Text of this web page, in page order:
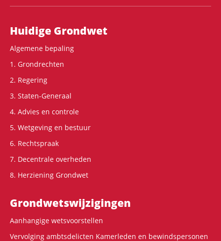
Hoofdnavigatie
Huidige Grondwet
Algemene bepaling
1. Grondrechten
2. Regering
3. Staten-Generaal
4. Advies en controle
5. Wetgeving en bestuur
6. Rechtspraak
7. Decentrale overheden
8. Herziening Grondwet
Grondwets­wijzigingen
Aanhangige wetsvoorstellen
Vervolging ambtsdelicten Kamerleden en bewindspersonen